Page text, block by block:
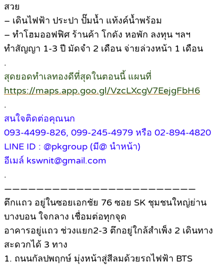
สวย
– เดินไฟฟ้า ประปา ปั๊มน้ำ แท้งค์น้ำพร้อม
– ทำโฮมออฟฟิศ ร้านค้า โกดัง หอพัก ลงทุน ฯลฯ
ทำสัญญา 1-3 ปี มัดจำ 2 เดือน จ่ายล่วงหน้า 1 เดือน
.
สุดยอดทำเลทองดีที่สุดในตอนนี้ แผนที่
https://maps.app.goo.gl/VzcLXcgV7EejgFbH6
.
สนใจติดต่อคุณนก
093-4499-826, 099-245-4979 หรือ 02-894-4820
LINE ID : @pkgroup (มี@ นำหน้า)
อีเมล์ kswnit@gmail.com
.
————————————————————————
ตึกแถว อยู่ในซอยเอกชัย 76 ซอย SK ชุมชนใหญ่ย่าน
บางบอน ใจกลาง เชื่อมต่อทุกจุด
อาคารอยู่แถว ช่วงแยก2-3 ตึกอยู่ใกล้สำเพ็ง 2 เดินทาง
สะดวกได้ 3 ทาง
1. ถนนกัลปพฤกษ์ มุ่งหน้าสู่สีลมด้วยรถไฟฟ้า BTS